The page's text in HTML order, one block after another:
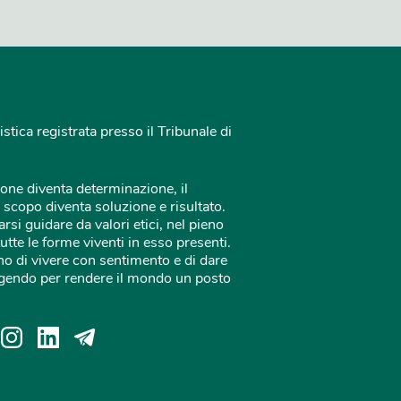
registrata presso il Tribunale di
diventa determinazione, il
diventa soluzione e risultato.
guidare da valori etici, nel pieno
le forme viventi in esso presenti.
di vivere con sentimento e di dare
per rendere il mondo un posto